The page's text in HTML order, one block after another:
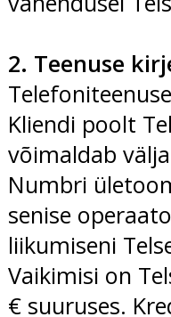
2. Teenuse
Kliendi poolt
võimaldab
Numbri
senise
liikumiseni
Vaikimisi on
€ suuruses.